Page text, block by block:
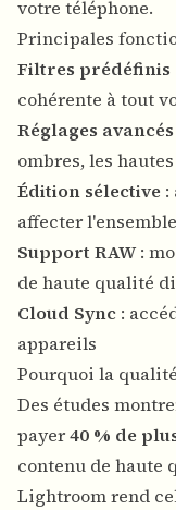
votre téléphone.
Principales
Filtres prédéfinis
cohérente à tout
Réglages avancés
ombres, les
Édition sélective :
affecter
Support RAW:
de haute qualité
Cloud Sync :
appareils
Pourquoi la
Des études
payer40 % de
contenu de haute
Lightroom rend